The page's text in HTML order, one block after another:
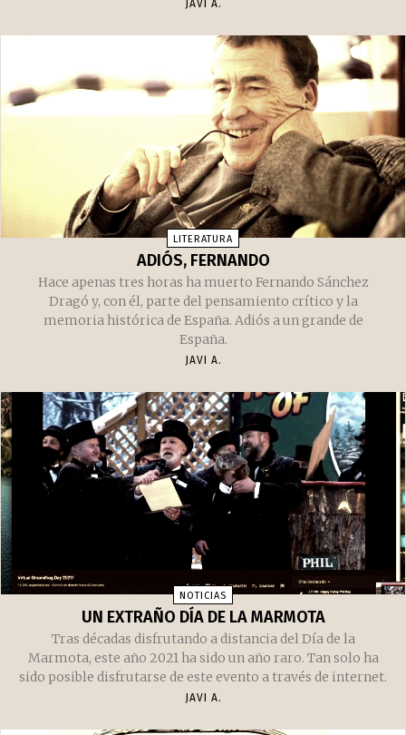
JAVI A.
LITERATURA
ADIÓS, FERNANDO
Hace apenas tres horas ha muerto Fernando Sánchez
Dragó y, con él, parte del pensamiento crítico y la
memoria histórica de España. Adiós a un grande de
España.
JAVI A.
NOTICIAS
UN EXTRAÑO DÍA DE LA MARMOTA
Tras décadas disfrutando a distancia del Día de la
Marmota, este año 2021 ha sido un año raro. Tan solo ha
sido posible disfrutarse de este evento a través de internet.
JAVI A.